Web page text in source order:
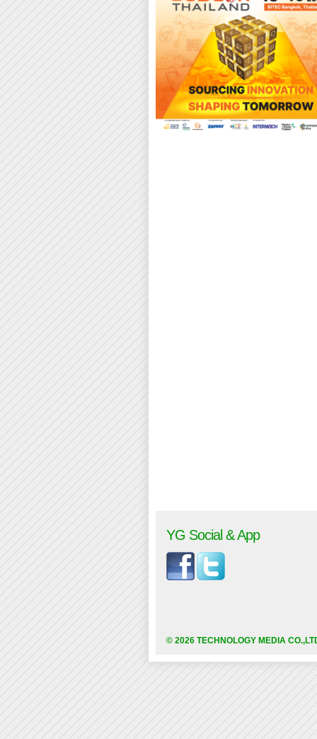
YG Social & App
© 2026 TECHNOLOGY MEDIA